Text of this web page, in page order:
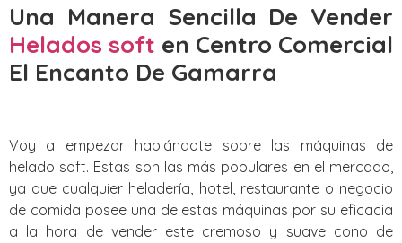
Una Manera Sencilla De Vender
Helados soft en Centro Comercial
El Encanto De Gamarra
Voy a empezar hablándote sobre las máquinas de
helado soft. Estas son las más populares en el mercado,
ya que cualquier heladería, hotel, restaurante o negocio
de comida posee una de estas máquinas por su eficacia
a la hora de vender este cremoso y suave cono de